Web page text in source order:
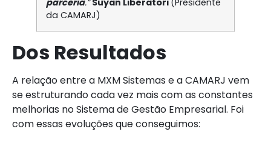
parceria.” Suyan Liberatori (Presidente
da CAMARJ)
Dos Resultados
A relação entre a MXM Sistemas e a CAMARJ vem
se estruturando cada vez mais com as constantes
melhorias no Sistema de Gestão Empresarial. Foi
com essas evoluções que conseguimos: